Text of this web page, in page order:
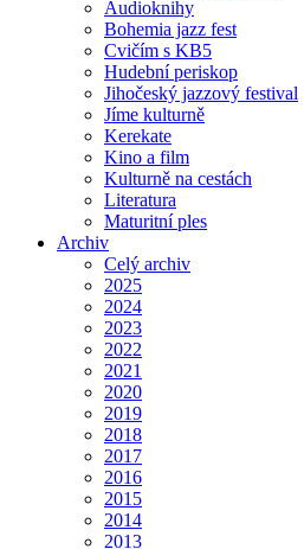
Audioknihy
Bohemia jazz fest
Cvičím s KB5
Hudební periskop
Jihočeský jazzový festival
Jíme kulturně
Kerekate
Kino a film
Kulturně na cestách
Literatura
Maturitní ples
Archiv
Celý archiv
2025
2024
2023
2022
2021
2020
2019
2018
2017
2016
2015
2014
2013